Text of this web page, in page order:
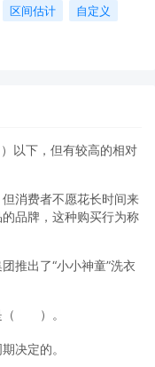
区间估计
自定义
下，但有较高的相对
消费者不愿花长时间来
品牌，这种购买行为称
推出了“小小神童”洗衣
是（ ）。
决定的。